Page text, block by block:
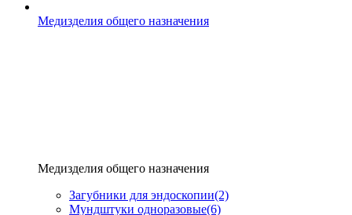
Медизделия общего назначения
Медизделия общего назначения
Загубники для эндоскопии(2)
Мундштуки одноразовые(6)